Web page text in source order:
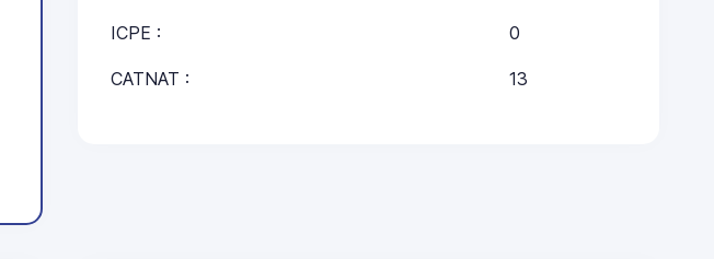
ICPE : 0
CATNAT : 13